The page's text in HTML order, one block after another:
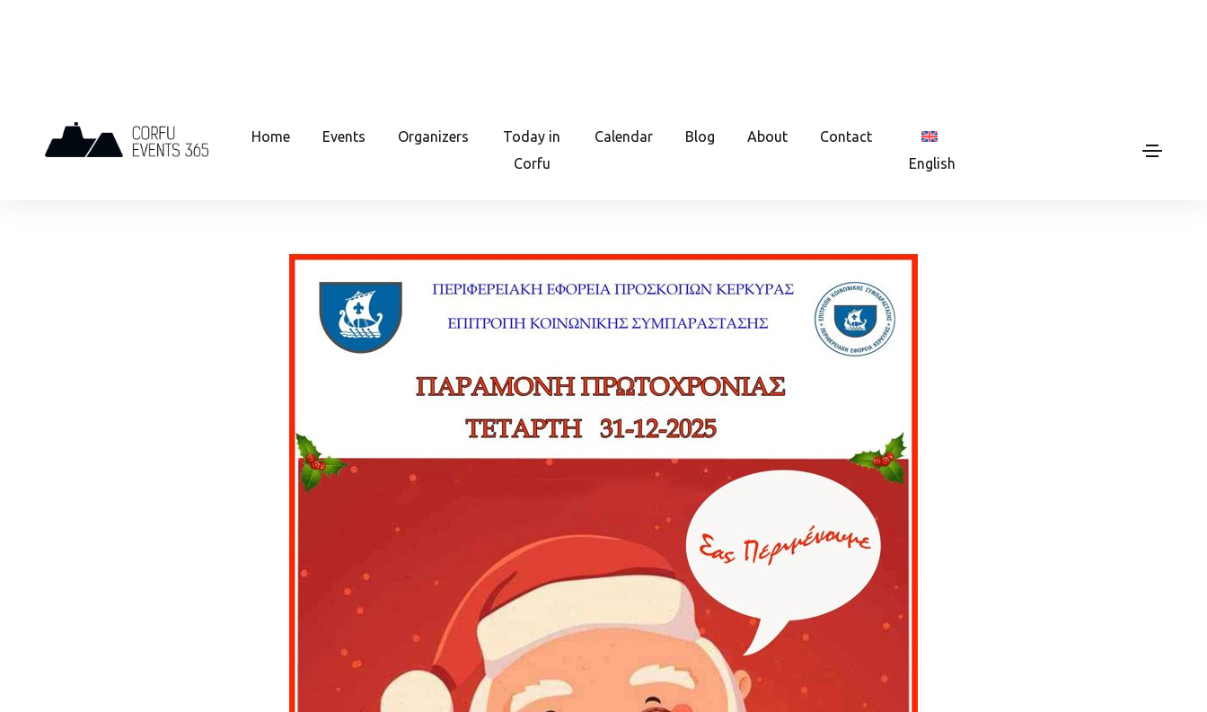
31 CULTURAL FOOD KIDS
Παραμονή Πρωτοχρονιάς με τους Προσκόπους Κέρκυρας | 31/12